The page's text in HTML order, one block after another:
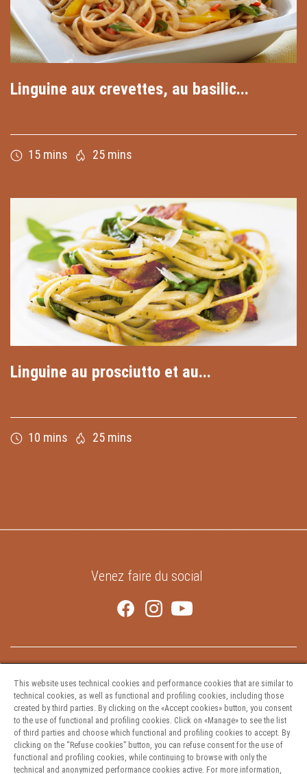
Linguine aux crevettes, au basilic...
15 mins 25 mins
Linguine au prosciutto et au...
10 mins 25 mins
Venez faire du social
Pâtes
Recettes
Nourrir l’avenir
This website uses technical cookies and performance cookies that are similar to
technical cookies, as well as functional and profiling cookies, including those
created by third parties. By clicking on the «Accept cookies» button, you consent
to the use of functional and profiling cookies. Click on «Manage» to see the list
of third parties and choose which functional and profiling cookies to accept. By
clicking on the “Refuse cookies” button, you can refuse consent for the use of
functional and profiling cookies, while continuing to browse with only the
technical and anonymized performance cookies active. For more information,